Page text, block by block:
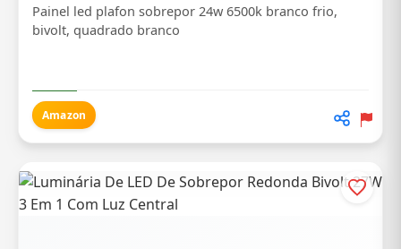
Painel led plafon sobrepor 24w 6500k branco frio,
bivolt, quadrado branco
Amazon